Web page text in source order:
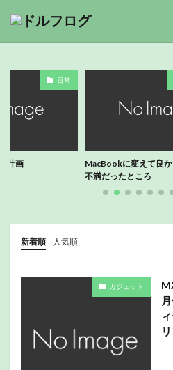
日常
計画
MacBookに変えて良か
不満だったところ
新着順 人気順
ガジェット